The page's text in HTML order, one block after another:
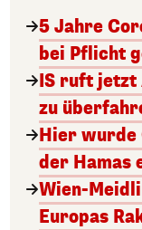
5 Jahre
bei Pflicht
IS ruft jetzt
zu
Hier wurde
der Hamas
Wien-
Europas